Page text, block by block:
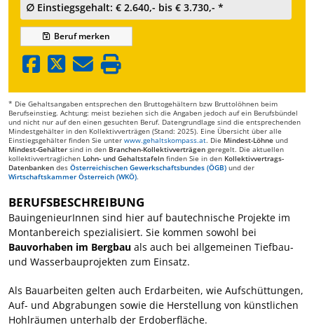
∅ Einstiegsgehalt: € 2.640,- bis € 3.730,- *
Berufmerken
* Die Gehaltsangaben entsprechen den Bruttogehältern bzw Bruttolöhnen beim
Berufseinstieg. Achtung: meist beziehen sich die Angaben jedoch auf ein Berufsbündel
und nicht nur auf den einen gesuchten Beruf. Datengrundlage sind die entsprechenden
Mindestgehälter in den Kollektivverträgen (Stand: 2025). Eine Übersicht über alle
Einstiegsgehälter finden Sie unter www.gehaltskompass.at. Die Mindest-Löhne und
Mindest-Gehälter sind in den Branchen-Kollektivverträgen geregelt. Die aktuellen
kollektivvertraglichen Lohn- und Gehaltstafeln finden Sie in den Kollektivvertrags-
Datenbanken des Österreichischen Gewerkschaftsbundes (ÖGB) und der
Wirtschaftskammer Österreich (WKÖ).
BERUFSBESCHREIBUNG
BauingenieurInnen sind hier auf bautechnische Projekte im
Montanbereich spezialisiert. Sie kommen sowohl bei
Bauvorhaben im Bergbau als auch bei allgemeinen Tiefbau-
und Wasserbauprojekten zum Einsatz.
Als Bauarbeiten gelten auch Erdarbeiten, wie Aufschüttungen,
Auf- und Abgrabungen sowie die Herstellung von künstlichen
Hohlräumen unterhalb der Erdoberfläche.